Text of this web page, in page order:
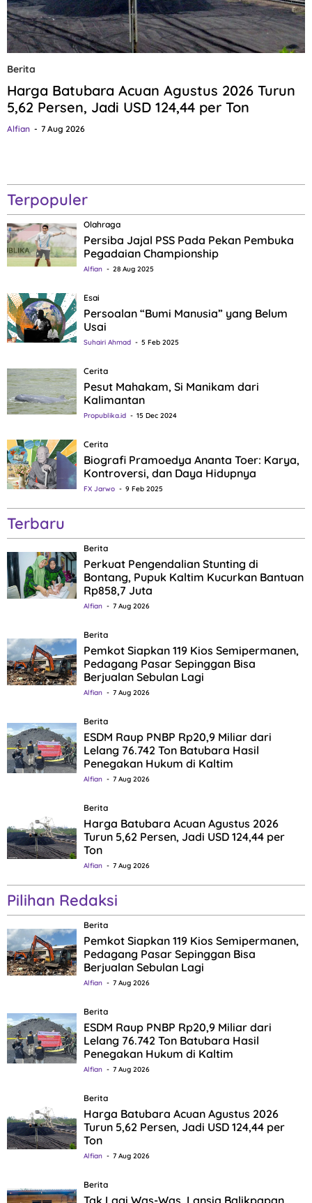
Berita
Harga Batubara Acuan Agustus 2026 Turun
5,62 Persen, Jadi USD 124,44 per Ton
Alfian 7 Aug 2026
Terpopuler
Olahraga
Persiba Jajal PSS Pada Pekan Pembuka
Pegadaian Championship
Alfian 28 Aug 2025
Esai
Persoalan “Bumi Manusia” yang Belum
Usai
Suhairi Ahmad 5 Feb 2025
Cerita
Pesut Mahakam, Si Manikam dari
Kalimantan
Propublika.id 15 Dec 2024
Cerita
Biografi Pramoedya Ananta Toer: Karya,
Kontroversi, dan Daya Hidupnya
FX Jarwo 9 Feb 2025
Terbaru
Berita
Perkuat Pengendalian Stunting di
Bontang, Pupuk Kaltim Kucurkan Bantuan
Rp858,7 Juta
Alfian 7 Aug 2026
Berita
Pemkot Siapkan 119 Kios Semipermanen,
Pedagang Pasar Sepinggan Bisa
Berjualan Sebulan Lagi
Alfian 7 Aug 2026
Berita
ESDM Raup PNBP Rp20,9 Miliar dari
Lelang 76.742 Ton Batubara Hasil
Penegakan Hukum di Kaltim
Alfian 7 Aug 2026
Berita
Harga Batubara Acuan Agustus 2026
Turun 5,62 Persen, Jadi USD 124,44 per
Ton
Alfian 7 Aug 2026
Pilihan Redaksi
Berita
Pemkot Siapkan 119 Kios Semipermanen,
Pedagang Pasar Sepinggan Bisa
Berjualan Sebulan Lagi
Alfian 7 Aug 2026
Berita
ESDM Raup PNBP Rp20,9 Miliar dari
Lelang 76.742 Ton Batubara Hasil
Penegakan Hukum di Kaltim
Alfian 7 Aug 2026
Berita
Harga Batubara Acuan Agustus 2026
Turun 5,62 Persen, Jadi USD 124,44 per
Ton
Alfian 7 Aug 2026
Berita